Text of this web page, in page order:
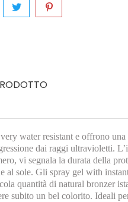
water resistant e offrono una
dai raggi ultravioletti.
vi segnala la durata della
al sole. Gli spray gel with
quantità di natural bronzer
subito un bel colorito. Ideali